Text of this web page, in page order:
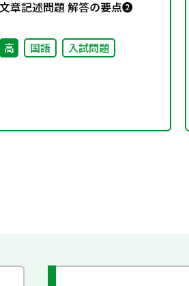
文章記述問題 解答の要点❷
高 国語 入試問題